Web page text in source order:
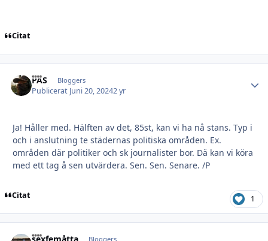
Citat
PAS Bloggers
Publicerat Juni 20, 20242 yr
Ja! Håller med. Hälften av det, 85st, kan vi ha nå stans. Typ i
och i anslutning te städernas politiska områden. Ex.
områden där politiker och sk journalister bor. Dä kan vi köra
med ett tag å sen utvärdera. Sen. Sen. Senare. /P
Citat 1
Bloggers